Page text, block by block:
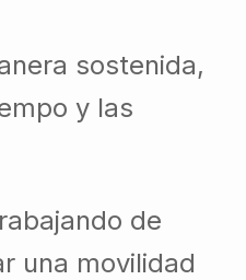
sostenida,
y las
de
una movilidad